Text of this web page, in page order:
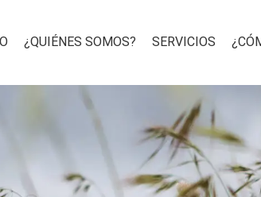
¿QUIÉNES SOMOS? SERVICIOS